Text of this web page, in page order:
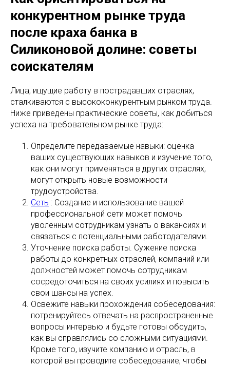
конкурентном рынке труда
после краха банка в
Силиконовой долине: советы
соискателям
Лица, ищущие работу в пострадавших отраслях,
сталкиваются с высококонкурентным рынком труда.
Ниже приведены практические советы, как добиться
успеха на требовательном рынке труда:
Определите передаваемые навыки: оценка
ваших существующих навыков и изучение того,
как они могут применяться в других отраслях,
могут открыть новые возможности
трудоустройства.
Сеть : Создание и использование вашей
профессиональной сети может помочь
уволенным сотрудникам узнать о вакансиях и
связаться с потенциальными работодателями.
Уточнение поиска работы. Сужение поиска
работы до конкретных отраслей, компаний или
должностей может помочь сотрудникам
сосредоточиться на своих усилиях и повысить
свои шансы на успех.
Освежите навыки прохождения собеседования:
потренируйтесь отвечать на распространенные
вопросы интервью и будьте готовы обсудить,
как вы справлялись со сложными ситуациями.
Кроме того, изучите компанию и отрасль, в
которой вы проводите собеседование, чтобы